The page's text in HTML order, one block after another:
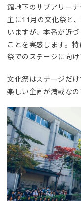
館地下のサブアリーナ
主に11月の文化祭と
いますが、本番が近
ことを実感します。
祭でのステージに向け
文化祭はステージだけ
楽しい企画が満載なの